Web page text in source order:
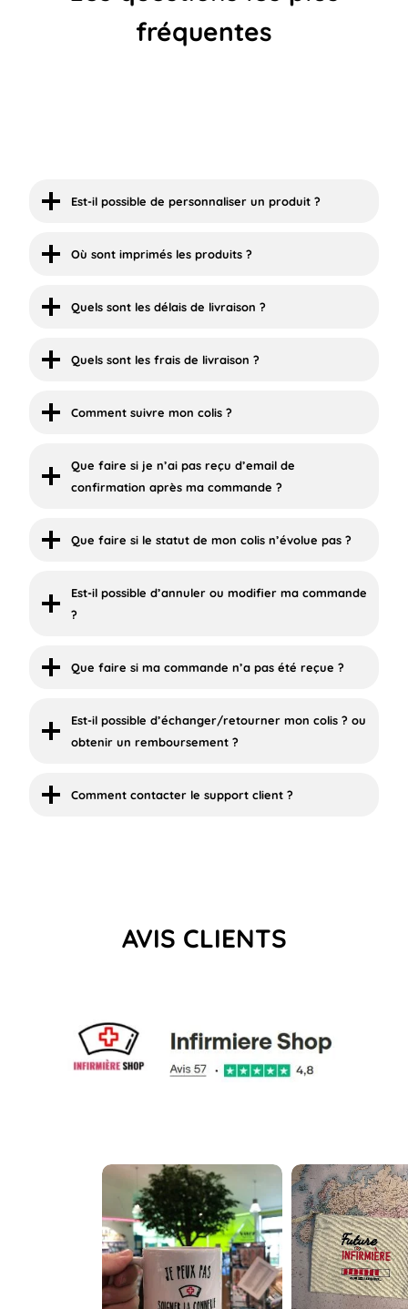
fréquentes
Est-il possible de personnaliser un produit ?
Où sont imprimés les produits ?
Quels sont les délais de livraison ?
Quels sont les frais de livraison ?
Comment suivre mon colis ?
Que faire si je n’ai pas reçu d’email de
confirmation après ma commande ?
Que faire si le statut de mon colis n’évolue pas ?
Est-il possible d’annuler ou modifier ma commande
?
Que faire si ma commande n’a pas été reçue ?
Est-il possible d’échanger/retourner mon colis ? ou
obtenir un remboursement ?
Comment contacter le support client ?
AVIS CLIENTS